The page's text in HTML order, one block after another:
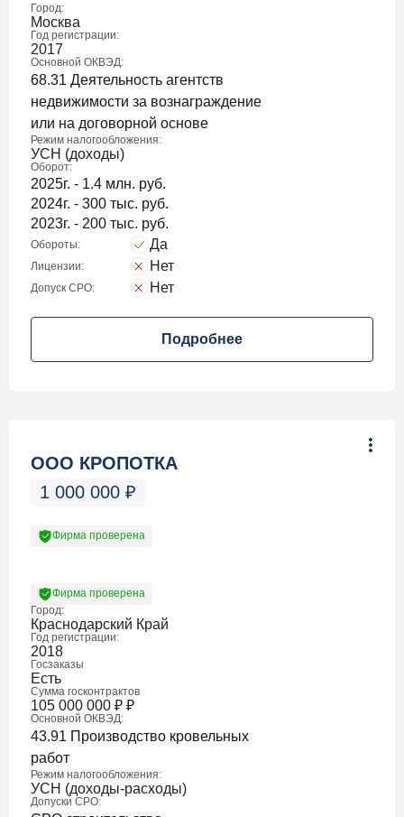
Город:
Москва
Год регистрации:
2017
Основной ОКВЭД:
68.31 Деятельность агентств
недвижимости за вознаграждение
или на договорной основе
Режим налогообложения:
УСН (доходы)
Оборот:
2025г. - 1.4 млн. руб.
2024г. - 300 тыс. руб.
2023г. - 200 тыс. руб.
Обороты: Да
Лицензии: Нет
Допуск СРО: Нет
Подробнее
ООО КРОПОТКА
1 000 000 ₽
Фирма проверена
Фирма проверена
Город:
Краснодарский Край
Год регистрации:
2018
Госзаказы
Есть
Сумма госконтрактов
105 000 000 ₽ ₽
Основной ОКВЭД:
43.91 Производство кровельных
работ
Режим налогообложения:
УСН (доходы-расходы)
Допуски СРО: